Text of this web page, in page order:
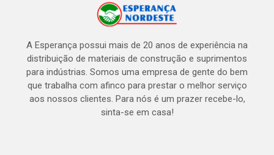
A Esperança possui mais de 20 anos de experiência na
distribuição de materiais de construção e suprimentos
para indústrias. Somos uma empresa de gente do bem
que trabalha com afinco para prestar o melhor serviço
aos nossos clientes. Para nós é um prazer recebe-lo,
sinta-se em casa!